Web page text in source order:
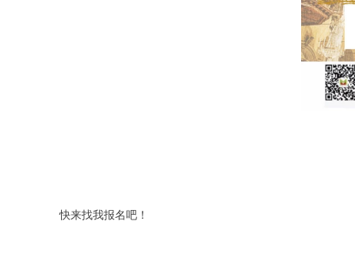
快来找我报名吧！